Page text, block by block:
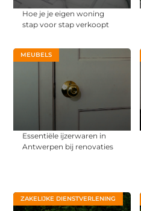
Hoe je je eigen woning
stap voor stap verkoopt
MEUBELS
Essentiële ijzerwaren in
Antwerpen bij renovaties
ZAKELIJKE DIENSTVERLENING